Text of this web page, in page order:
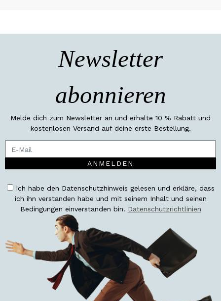
Newsletter
abonnieren
Melde dich zum Newsletter an und erhalte 10 % Rabatt und
kostenlosen Versand auf deine erste Bestellung.
ANMELDEN
Ich habe den Datenschutzhinweis gelesen und erkläre, dass
ich ihn verstanden habe und mit seinem Inhalt und seinen
Bedingungen einverstanden bin. Datenschutzrichtlinien